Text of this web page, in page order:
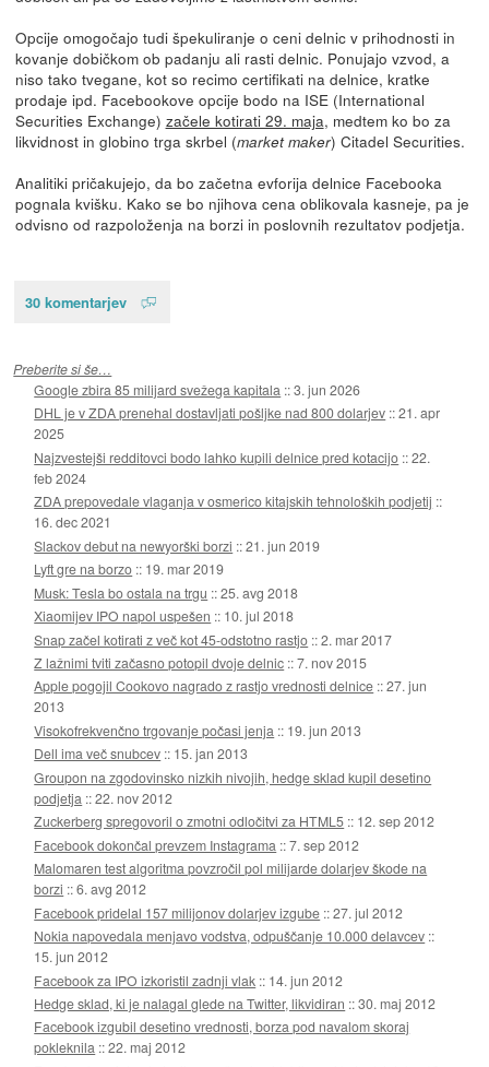
Opcije omogočajo tudi špekuliranje o ceni delnic v prihodnosti in
kovanje dobičkom ob padanju ali rasti delnic. Ponujajo vzvod, a
niso tako tvegane, kot so recimo certifikati na delnice, kratke
prodaje ipd. Facebookove opcije bodo na ISE (International
Securities Exchange) začele kotirati 29. maja, medtem ko bo za
likvidnost in globino trga skrbel (market maker) Citadel Securities.
Analitiki pričakujejo, da bo začetna evforija delnice Facebooka
pognala kvišku. Kako se bo njihova cena oblikovala kasneje, pa je
odvisno od razpoloženja na borzi in poslovnih rezultatov podjetja.
30 komentarjev
Preberite si še…
Google zbira 85 milijard svežega kapitala ::3. jun 2026
DHL je v ZDA prenehal dostavljati pošljke nad 800 dolarjev ::21. apr
2025
Najzvestejši redditovci bodo lahko kupili delnice pred kotacijo ::22.
feb 2024
ZDA prepovedale vlaganja v osmerico kitajskih tehnoloških podjetij ::
16. dec 2021
Slackov debut na newyorški borzi ::21. jun 2019
Lyft gre na borzo :: 19. mar 2019
Musk: Tesla bo ostala na trgu ::25. avg 2018
Xiaomijev IPO napol uspešen :: 10. jul 2018
Snap začel kotirati z več kot 45-odstotno rastjo ::2. mar 2017
Z lažnimi tviti začasno potopil dvoje delnic ::7. nov 2015
Apple pogojil Cookovo nagrado z rastjo vrednosti delnice ::27. jun
2013
Visokofrekvenčno trgovanje počasi jenja :: 19. jun 2013
Dell ima več snubcev :: 15. jan 2013
Groupon na zgodovinsko nizkih nivojih, hedge sklad kupil desetino
podjetja ::22. nov 2012
Zuckerberg spregovoril o zmotni odločitvi za HTML5 :: 12. sep 2012
Facebook dokončal prevzem Instagrama ::7. sep 2012
Malomaren test algoritma povzročil pol milijarde dolarjev škode na
borzi ::6. avg 2012
Facebook pridelal 157 milijonov dolarjev izgube ::27. jul 2012
Nokia napovedala menjavo vodstva, odpuščanje 10.000 delavcev ::
15. jun 2012
Facebook za IPO izkoristil zadnji vlak :: 14. jun 2012
Hedge sklad, ki je nalagal glede na Twitter, likvidiran ::30. maj 2012
Facebook izgubil desetino vrednosti, borza pod navalom skoraj
pokleknila ::22. maj 2012